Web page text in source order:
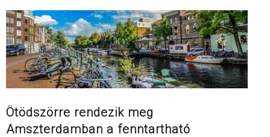
Ötödszörre rendezik meg
Amszterdamban a fenntartható